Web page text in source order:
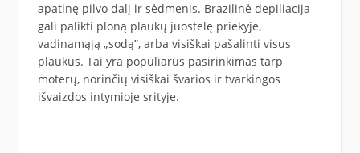
apatinę pilvo dalį ir sėdmenis. Brazilinė depiliacija
gali palikti ploną plaukų juostelę priekyje,
vadinamąją „sodą”, arba visiškai pašalinti visus
plaukus. Tai yra populiarus pasirinkimas tarp
moterų, norinčių visiškai švarios ir tvarkingos
išvaizdos intymioje srityje.